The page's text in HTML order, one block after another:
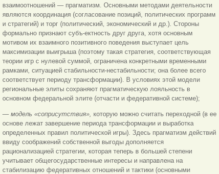
взаимоотношений — прагматизм. Основными методами деятельности
являются координация (согласование позиций, политических программ
и стратегий) и торг (политический, экономический и др.). Стороны
формально признают субъ-ектность друг друга, хотя основным
мотивом их взаимного позитивного поведения выступает цель
максимизации выигрыша (поэтому такая стратегия, соответствующая
теории игр с нулевой суммой, ограничена конкретными временными
рамками, ситуацией стабильности-нестабильности; она более всего
соответствует периоду трансформации). В условиях этой модели
региональные элиты сохраняют прагматическую лояльность в
основном федеральной элите (отчасти и федеративной системе);
— модель «соприсутствия», которую можно считать переходной (в ее
основе лежат завершение периода трансформации и выработка
определенных правил политической игры). Здесь прагматизм действий
ввиду соображений собственной выгоды дополняется
рационализацией стратегии, которая теперь в большей степени
учитывает общегосударственные интересы и направлена на
стабилизацию федеративных отношений и тактики (основными